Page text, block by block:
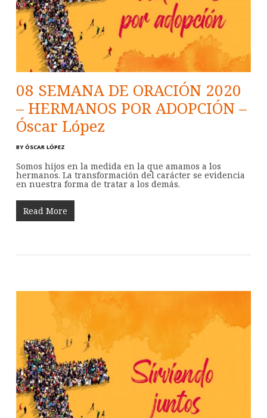
08 SEMANA DE ORACIÓN 2020
– HERMANOS POR ADOPCIÓN –
Óscar López
BY ÓSCAR LÓPEZ
Somos hijos en la medida en la que amamos a los
hermanos. La transformación del carácter se evidencia
en nuestra forma de tratar a los demás.
Read More